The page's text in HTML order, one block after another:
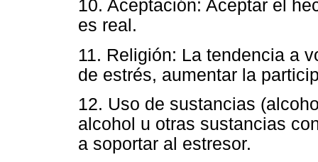
10. Aceptación: Aceptar el
es real.
11. Religión: La tendencia a
de estrés, aumentar la
12. Uso de sustancias
alcohol u otras sustancias
a soportar al estresor.